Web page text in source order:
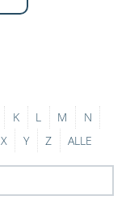
K L M
N
X Y Z ALLE